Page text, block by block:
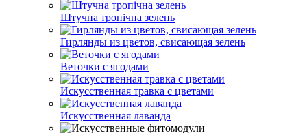
Штучна тропічна зелень
Гирлянды из цветов, свисающая зелень
Веточки с ягодами
Искусственная травка с цветами
Искусственная лаванда